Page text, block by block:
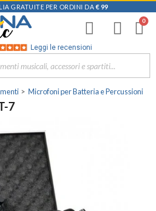
GRATUITE PER ORDINI DA € 99
Leggi le recensioni
Microfoni per Batteria e Percussioni
7